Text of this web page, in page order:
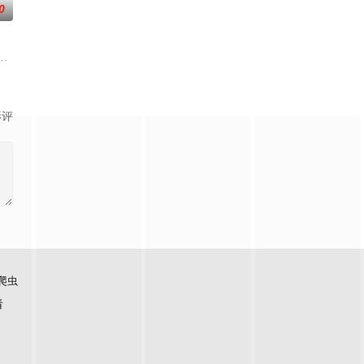
玄鸟之力
己用程序员身份卧底电诈集团以求查出未婚妻
阳公主》。
评
虫